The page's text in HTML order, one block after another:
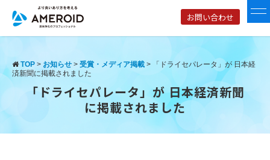
お問い合わせ
TOP > お知らせ > 受賞・メディア掲載 >
「ドライセパレータ」が 日本経
済新聞に掲載されました
「ドライセパレータ」が 日本経済新聞
に掲載されました